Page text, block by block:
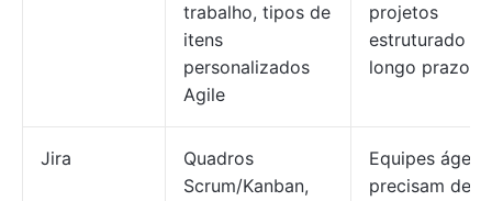
trabalho, tipos de
itens
personalizados
Agile
projetos
estruturado e
longo prazo
Jira
Quadros
Scrum/Kanban,
Equipes ágeis
precisam de